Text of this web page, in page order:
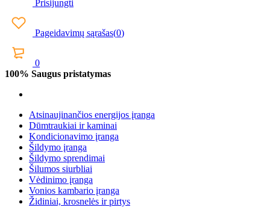
Prisijungti
Pageidavimų sąrašas(0)
0
100% Saugus pristatymas
Atsinaujinančios energijos įranga
Dūmtraukiai ir kaminai
Kondicionavimo įranga
Šildymo įranga
Šildymo sprendimai
Šilumos siurbliai
Vėdinimo įranga
Vonios kambario įranga
Židiniai, krosnelės ir pirtys